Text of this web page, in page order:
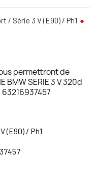
/ Série 3 V (E90) / Ph1
permettront de
BMW SERIE 3 V 320d
(E90) / Ph1